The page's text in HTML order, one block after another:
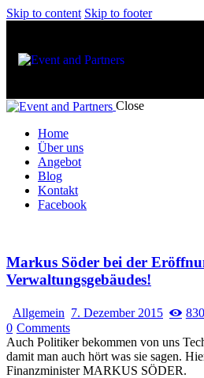
Skip to content Skip to footer
Close
Home
Über uns
Angebot
Blog
Kontakt
Facebook
Markus Söder bei der
Verwaltungsgebäudes!
Allgemein 7. Dezember 2015 830
0 Comments
Auch Politiker bekommen von uns
damit man auch hört was sie sagen.
Finanzminister MARKUS SÖDER.